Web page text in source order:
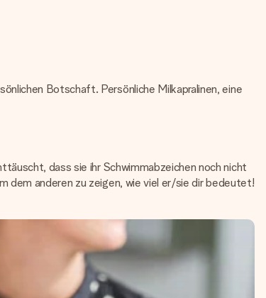
Botschaft. Persönliche Milkapralinen, eine
dass sie ihr Schwimmabzeichen noch nicht
dem anderen zu zeigen, wie viel er/sie dir bedeutet!